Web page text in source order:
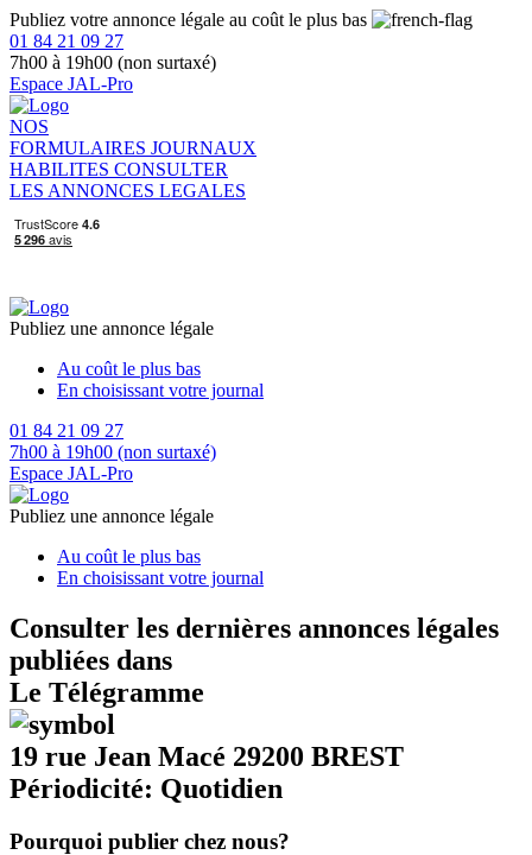
Publiez votre annonce légale au coût le plus bas
01 84 21 09 27
7h00 à 19h00 (non surtaxé)
Espace JAL-Pro
NOS
FORMULAIRES JOURNAUX
HABILITES CONSULTER
LES ANNONCES LEGALES
Publiez une annonce légale
Au coût le plus bas
En choisissant votre journal
01 84 21 09 27
7h00 à 19h00 (non surtaxé)
Espace JAL-Pro
Publiez une annonce légale
Au coût le plus bas
En choisissant votre journal
Consulter les dernières annonces légales
publiées dans
Le Télégramme
19 rue Jean Macé 29200 BREST
Périodicité: Quotidien
Pourquoi publier chez nous?